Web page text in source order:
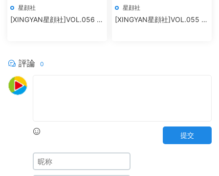
星顔社
[XINGYAN星顔社]VOL.056 廿
星顔社
[XINGYAN星顔社]VOL.055 恩
評論 0
提交